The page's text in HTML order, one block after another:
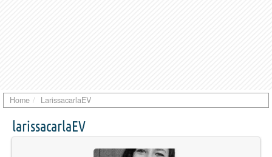
Home LarissacarlaEV
larissacarlaEV